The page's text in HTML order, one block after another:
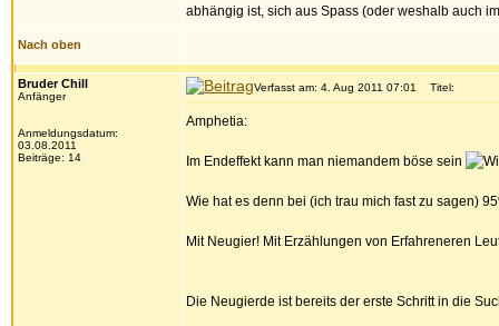
abhängig ist, sich aus Spass (oder weshalb auch
Nach oben
Bruder Chill
Anfänger
Anmeldungsdatum:
03.08.2011
Beiträge: 14
Verfasst am: 4. Aug 2011 07:01 Titel:
Amphetia:
Im Endeffekt kann man niemandem böse sein
Wie hat es denn bei (ich trau mich fast zu sagen)
Mit Neugier! Mit Erzählungen von Erfahreneren
Die Neugierde ist bereits der erste Schritt in die